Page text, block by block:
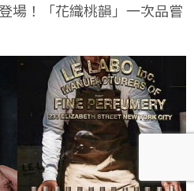
場！「花織桃韻」一次品嘗